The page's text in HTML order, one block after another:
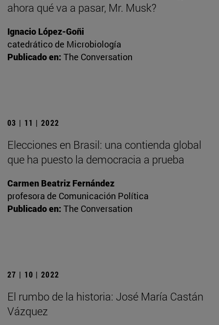
ahora qué va a pasar, Mr. Musk?
Ignacio López-Goñi
catedrático de Microbiología
Publicado en: The Conversation
03 | 11 | 2022
Elecciones en Brasil: una contienda global
que ha puesto la democracia a prueba
Carmen Beatriz Fernández
profesora de Comunicación Política
Publicado en: The Conversation
27 | 10 | 2022
El rumbo de la historia: José María Castán
Vázquez